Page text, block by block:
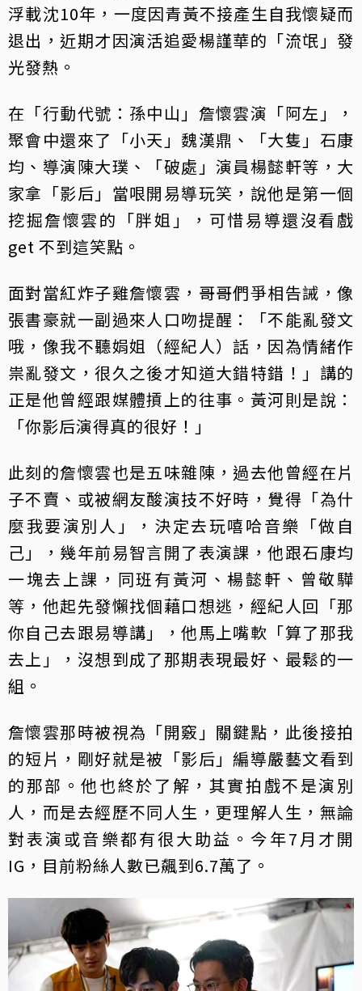
浮載沈10年，一度因青黃不接產生自我懷疑而
退出，近期才因演活追愛楊謹華的「流氓」發
光發熱。
在「行動代號：孫中山」詹懷雲演「阿左」，
聚會中還來了「小天」魏漢鼎、「大隻」石康
均、導演陳大璞、「破處」演員楊懿軒等，大
家拿「影后」當哏開易導玩笑，說他是第一個
挖掘詹懷雲的「胖姐」，可惜易導還沒看戲
get 不到這笑點。
面對當紅炸子雞詹懷雲，哥哥們爭相告誡，像
張書豪就一副過來人口吻提醒：「不能亂發文
哦，像我不聽娟姐（經紀人）話，因為情緒作
祟亂發文，很久之後才知道大錯特錯！」講的
正是他曾經跟媒體摃上的往事。黃河則是說：
「你影后演得真的很好！」
此刻的詹懷雲也是五味雜陳，過去他曾經在片
子不賣、或被網友酸演技不好時，覺得「為什
麼我要演別人」，決定去玩嘻哈音樂「做自
己」，幾年前易智言開了表演課，他跟石康均
一塊去上課，同班有黃河、楊懿軒、曾敬驊
等，他起先發懶找個藉口想逃，經紀人回「那
你自己去跟易導講」，他馬上嘴軟「算了那我
去上」，沒想到成了那期表現最好、最鬆的一
組。
詹懷雲那時被視為「開竅」關鍵點，此後接拍
的短片，剛好就是被「影后」編導嚴藝文看到
的那部。他也終於了解，其實拍戲不是演別
人，而是去經歷不同人生，更理解人生，無論
對表演或音樂都有很大助益。今年7月才開
IG，目前粉絲人數已飆到6.7萬了。